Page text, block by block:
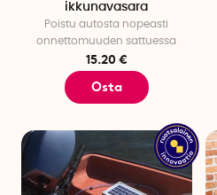
ikkunavasara
Poistu autosta nopeasti
onnettomuuden sattuessa
15.20 €
Osta